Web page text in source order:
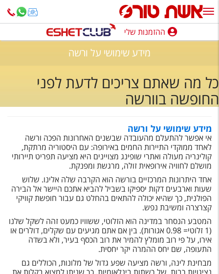
ההזמנות שלי
חופשה לפי סגנון
מלונות באילת
טיולים מאורגנים
סגנונות טיול
חבילות נופש
הרגע האחרון
חבילות בריאות וספא
טיסות לחו"ל
מלונות בחו"ל
Русский
ההזמנות שלי
מידע שימושי על ורשה
כל מה שאתם צריכים לדעת לפני
החופשה בוורשה
מידע שימושי על ורשה
אי אפשר להתעלם מהעובדה שבשנים האחרונות הפכה ורשה
לאחד ממוקדי התיירות החמים באירופה: עם היסטוריה מרתקת,
קולינריה מעולה ואתרי שופינג מצויינים היא מציעה תפריט תיירותי
מושלם לחוויה אירופאית זולה, מרגשת ומפנקת.
אחד היתרונות המרכזיים בורשה הוא הקרבה שלה אלינו. שלוש
שעות וארבעים דקות יספיקו בשביל להביא אתכם היישר אל הבירה
הפולנית, כך שהיא יכולה להתאים בהחלט גם עבור חופשת קוויקי
קצרצרה ומשיבת נפש.
המטבע הנסחר במדינה הוא הזלוטי, ששוויו כמעט זהה לשקל שלנו
(1 זלוטי= 0.98 אגורות). בין אם אתם מגיעים עם שקלים, דולרים או
אירו, על פי רוב מומלץ להמיר את רוב הכסף בעיר, ולא בשדה
התעופה, שם יחס ההמרה יקר יחסית.
מבחינת לינה, ורשה מציעה שפע גדול של מלונות, הכוללים גם